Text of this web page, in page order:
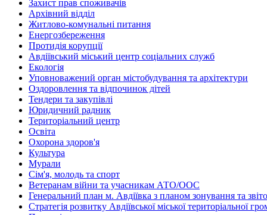
Захист прав споживачів
Архівний відділ
Житлово-комунальні питання
Енергозбереження
Протидія корупції
Авдіївський міський центр соціальних служб
Екологія
Уповноважений орган містобудування та архітектури
Оздоровлення та відпочинок дітей
Тендери та закупівлі
Юридичний радник
Територіальний центр
Освіта
Охорона здоров'я
Культура
Мурали
Сім'я, молодь та спорт
Ветеранам війни та учасникам АТО/ООС
Генеральний план м. Авдіївка з планом зонування та
Стратегія розвитку Авдіївської міської територіальної